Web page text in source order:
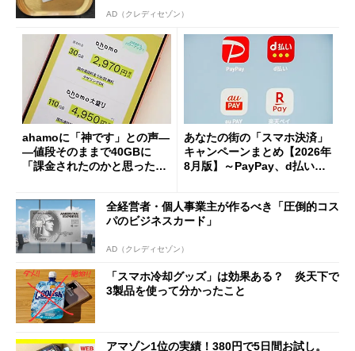
AD（クレディセゾン）
ahamoに「神です」との声―
―値段そのままで40GBに
「課金されたのかと思った」
あなたの街の「スマホ決済」
キャンペーンまとめ【2026年
8月版】～PayPay、d払い、a
全経営者・個人事業主が作るべき「圧倒的コス
パのビジネスカード」
AD（クレディセゾン）
「スマホ冷却グッズ」は効果ある？ 炎天下で
3製品を使って分かったこと
アマゾン1位の実績！380円で5日間お試し。